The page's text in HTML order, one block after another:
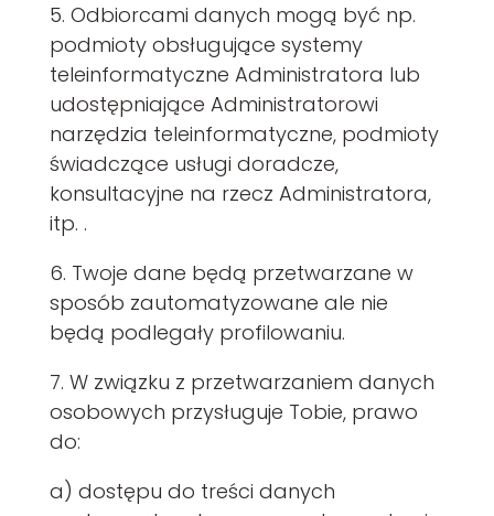
5. Odbiorcami danych mogą być np.
podmioty obsługujące systemy
teleinformatyczne Administratora lub
udostępniające Administratorowi
narzędzia teleinformatyczne, podmioty
świadczące usługi doradcze,
konsultacyjne na rzecz Administratora,
itp. .
6. Twoje dane będą przetwarzane w
sposób zautomatyzowane ale nie
będą podlegały profilowaniu.
7. W związku z przetwarzaniem danych
osobowych przysługuje Tobie, prawo
do:
a) dostępu do treści danych